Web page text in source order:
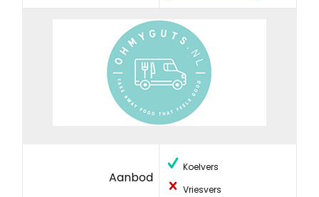
Aanbod
Koelvers
Vriesvers